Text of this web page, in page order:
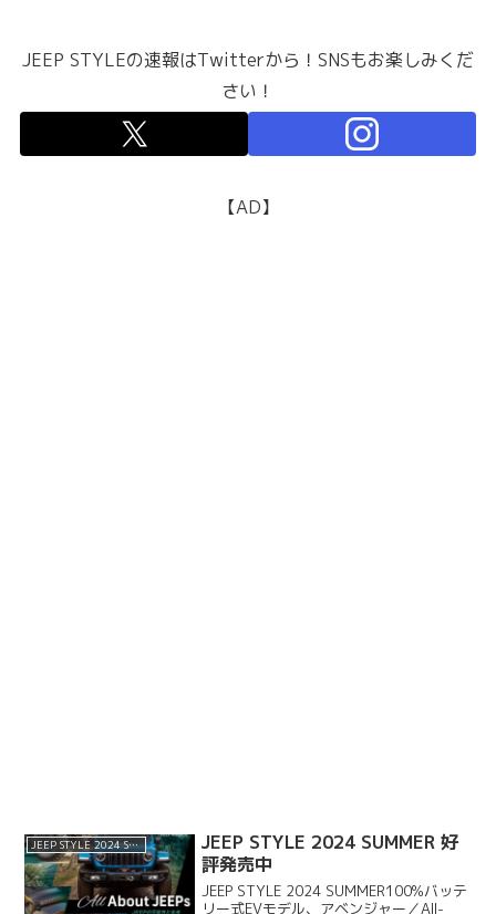
JEEP STYLEの速報はTwitterから！SNSもお楽しみくだ
さい！
【AD】
JEEP STYLE 2024 SPRING
JEEP STYLE 2024 SUMMER 好
評発売中
JEEP STYLE 2024 SUMMER100%バッテ
リー式EVモデル、アベンジャー／All-